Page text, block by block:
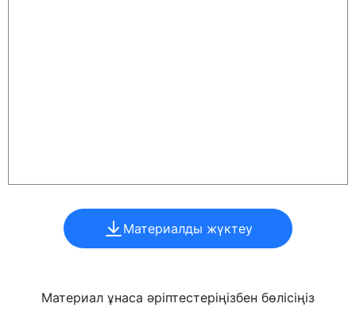
Материалды жүктеу
Материал ұнаса әріптестеріңізбен бөлісіңіз